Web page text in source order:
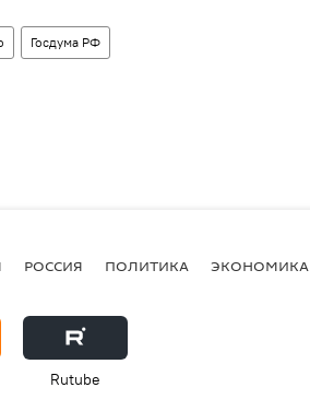
Госдума РФ
РОССИЯ ПОЛИТИКА ЭКОНОМИКА
Rutube